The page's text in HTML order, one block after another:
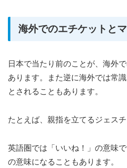
海外でのエチケットと
日本で当たり前のことが、海外
あります。また逆に海外では常
とされることもあります。
たとえば、親指を立てるジェスチ
英語圏では「いいね！」の意味
の意味になることもあります。